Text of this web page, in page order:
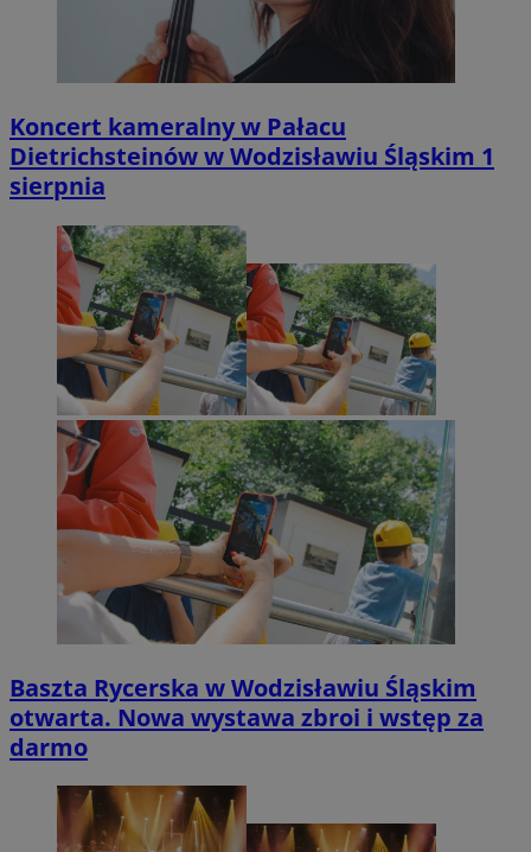
Koncert kameralny w Pałacu
Dietrichsteinów w Wodzisławiu Śląskim 1
sierpnia
Baszta Rycerska w Wodzisławiu Śląskim
otwarta. Nowa wystawa zbroi i wstęp za
darmo